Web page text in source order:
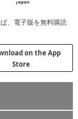
、電子版を無料購読